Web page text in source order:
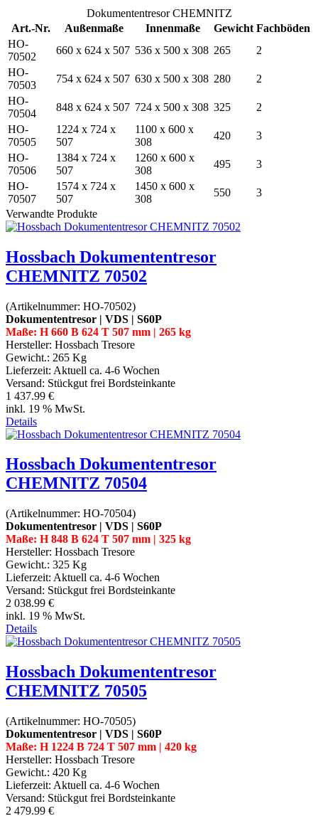
Dokumententresor CHEMNITZ
Art.-Nr.
Außenmaße Innenmaße Gewicht Fachböden
HO-
70502
660 x 624 x 507 536 x 500 x 308 265
2
HO-
70503
754 x 624 x 507 630 x 500 x 308 280
2
HO-
70504
848 x 624 x 507 724 x 500 x 308 325
2
HO-
70505
1224 x 724 x
507
1100 x 600 x
308
420
3
HO-
70506
1384 x 724 x
507
1260 x 600 x
308
495
3
HO-
70507
1574 x 724 x
507
1450 x 600 x
308
550
3
Verwandte Produkte
Hossbach Dokumententresor
CHEMNITZ 70502
(Artikelnummer: HO-70502)
Dokumententresor | VDS | S60P
Maße: H 660 B 624 T 507 mm | 265 kg
Hersteller: Hossbach Tresore
Gewicht.: 265 Kg
Lieferzeit: Aktuell ca. 4-6 Wochen
Versand: Stückgut frei Bordsteinkante
1 437.99 €
inkl. 19 % MwSt.
Details
Hossbach Dokumententresor
CHEMNITZ 70504
(Artikelnummer: HO-70504)
Dokumententresor | VDS | S60P
Maße: H 848 B 624 T 507 mm | 325 kg
Hersteller: Hossbach Tresore
Gewicht.: 325 Kg
Lieferzeit: Aktuell ca. 4-6 Wochen
Versand: Stückgut frei Bordsteinkante
2 038.99 €
inkl. 19 % MwSt.
Details
Hossbach Dokumententresor
CHEMNITZ 70505
(Artikelnummer: HO-70505)
Dokumententresor | VDS | S60P
Maße: H 1224 B 724 T 507 mm | 420 kg
Hersteller: Hossbach Tresore
Gewicht.: 420 Kg
Lieferzeit: Aktuell ca. 4-6 Wochen
Versand: Stückgut frei Bordsteinkante
2 479.99 €